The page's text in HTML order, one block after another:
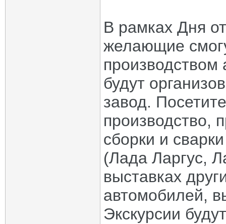
В рамках Дня
желающие
производством
будут
завод.
производство,
сборки и
(Лада Ларгус,
выставках
автомобилей,
Экскурсии